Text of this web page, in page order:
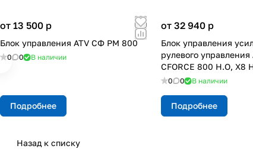
от 13 500 p
Блок управления ATV СФ РМ 800
0 0 В наличии
Подробнее
от 32 940 p
Блок управления
рулевого
CFORCE 800 H.O, X8
0 0 В наличии
Подробнее
Назад к списку